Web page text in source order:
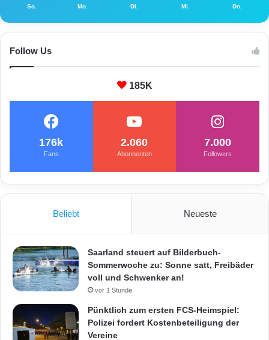
So. Mo. Di. Mi. Do.
Follow Us
185K
176k
Fans
2.060
Abonnenten
7.000
Followers
Beliebt Neueste
Saarland steuert auf Bilderbuch-
Sommerwoche zu: Sonne satt, Freibäder
voll und Schwenker an!
vor 1 Stunde
Pünktlich zum ersten FCS-Heimspiel:
Polizei fordert Kostenbeteiligung der
Vereine